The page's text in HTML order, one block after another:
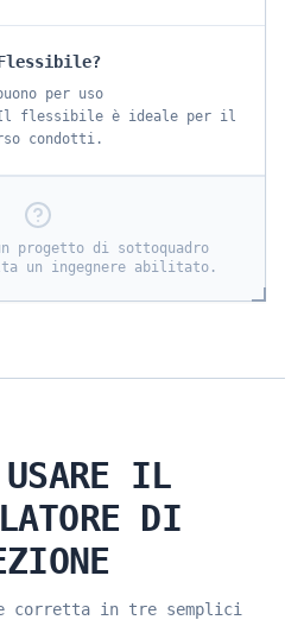
per uso
Il flessibile è ideale per il
condotti.
progetto di sottoquadro
un ingegnere abilitato.
USARE IL
DI
corretta in tre semplici